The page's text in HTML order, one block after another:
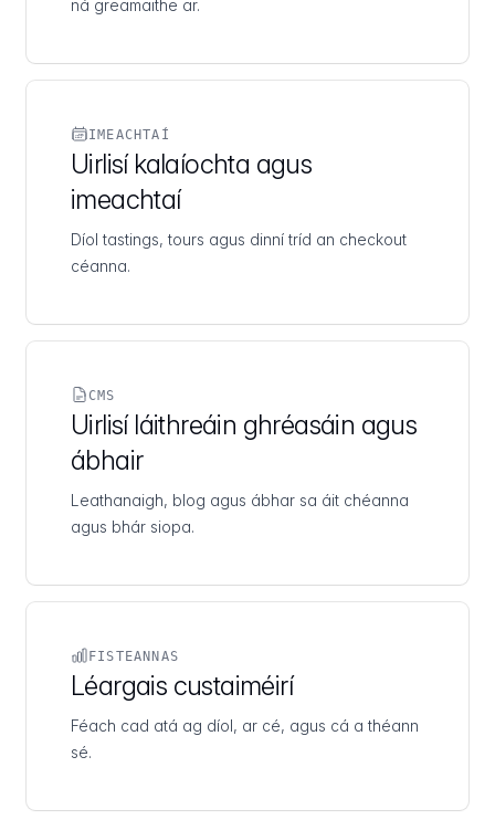
ná greamaithe ar.
IMEACHTAÍ
Uirlisí kalaíochta agus
imeachtaí
Díol tastings, tours agus dinní tríd an checkout
céanna.
CMS
Uirlisí láithreáin ghréasáin agus
ábhair
Leathanaigh, blog agus ábhar sa áit chéanna
agus bhár siopa.
FISTEANNAS
Léargais custaiméirí
Féach cad atá ag díol, ar cé, agus cá a théann
sé.